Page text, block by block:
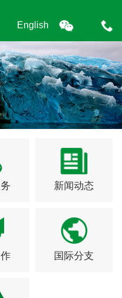
English
新闻动态
国际分支